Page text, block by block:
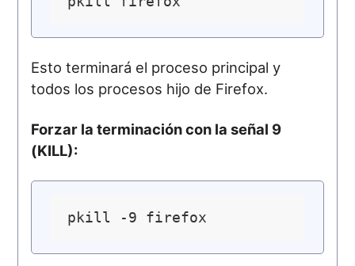
Esto terminará el proceso principal y
todos los procesos hijo de Firefox.
Forzar la terminación con la señal 9
(KILL):